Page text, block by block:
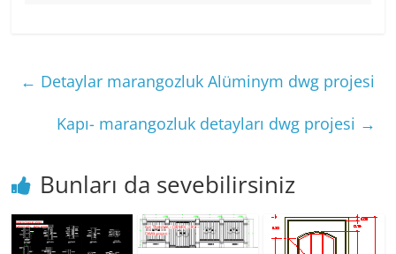
← Detaylar marangozluk Alüminym dwg projesi
Kapı- marangozluk detayları dwg projesi →
Bunları da sevebilirsiniz